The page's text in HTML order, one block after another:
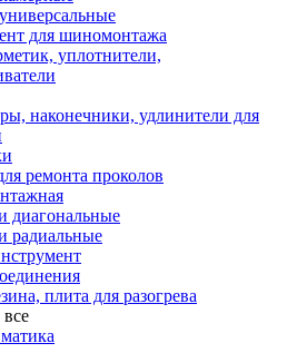
для шиномонтажа
уплотнители,
наконечники, удлинители для
ремонта проколов
диагональные
радиальные
плита для разогрева
все